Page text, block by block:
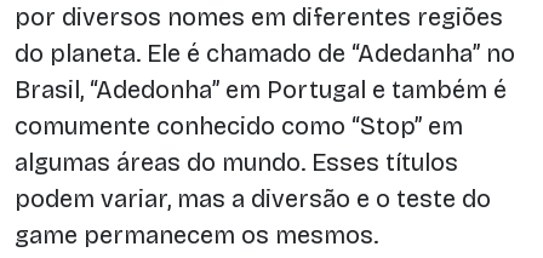
por diversos nomes em diferentes regiões
do planeta. Ele é chamado de “Adedanha” no
Brasil, “Adedonha” em Portugal e também é
comumente conhecido como “Stop” em
algumas áreas do mundo. Esses títulos
podem variar, mas a diversão e o teste do
game permanecem os mesmos.